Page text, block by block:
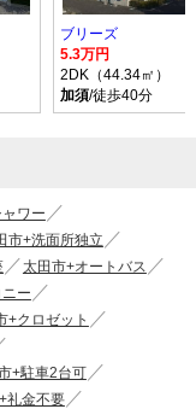
ブリーズ
5.3万円
2DK（44.34㎡）
加須/徒歩40分
ワー
市+洗面所独立
太田市+オートバス
ー
+クロゼット
+駐車2台可
礼金不要